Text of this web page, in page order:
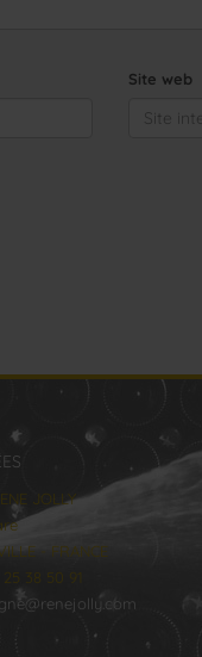
Site web
JOLLY
- FRANCE
38 50 91